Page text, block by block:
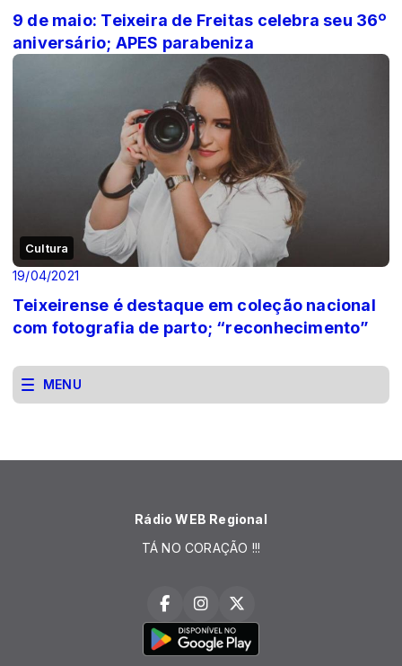
9 de maio: Teixeira de Freitas celebra seu 36º
aniversário; APES parabeniza
Cultura
19/04/2021
Teixeirense é destaque em coleção nacional
com fotografia de parto; “reconhecimento”
MENU
Rádio WEB Regional
TÁ NO CORAÇÃO !!!